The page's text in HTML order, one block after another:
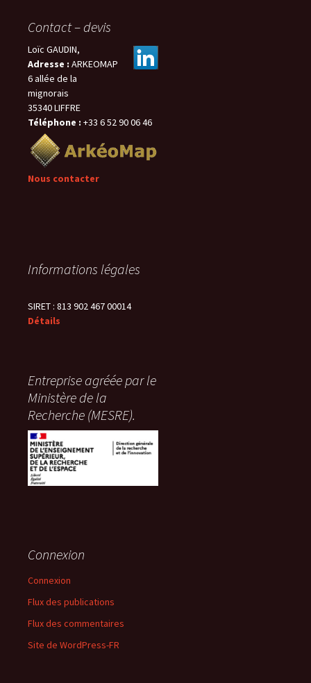
Contact – devis
Loïc GAUDIN,
Adresse : ARKEOMAP
6 allée de la
mignorais
35340 LIFFRE
Téléphone : +33 6 52 90 06 46
Nous contacter
Informations légales
SIRET : 813 902 467 00014
Détails
Entreprise agréée par le
Ministère de la
Recherche (MESRE).
Connexion
Connexion
Flux des publications
Flux des commentaires
Site de WordPress-FR